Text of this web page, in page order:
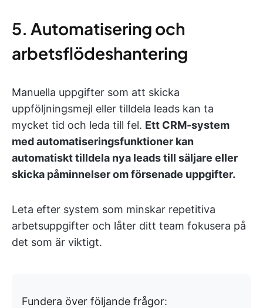
5. Automatisering och
arbetsflödeshantering
Manuella uppgifter som att skicka
uppföljningsmejl eller tilldela leads kan ta
mycket tid och leda till fel. Ett CRM-system
med automatiseringsfunktioner kan
automatiskt tilldela nya leads till säljare eller
skicka påminnelser om försenade uppgifter.
Leta efter system som minskar repetitiva
arbetsuppgifter och låter ditt team fokusera på
det som är viktigt.
Fundera över följande frågor: